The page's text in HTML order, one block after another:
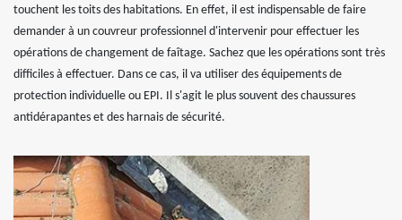
touchent les toits des habitations. En effet, il est indispensable de faire
demander à un couvreur professionnel d'intervenir pour effectuer les
opérations de changement de faîtage. Sachez que les opérations sont très
difficiles à effectuer. Dans ce cas, il va utiliser des équipements de
protection individuelle ou EPI. Il s'agit le plus souvent des chaussures
antidérapantes et des harnais de sécurité.